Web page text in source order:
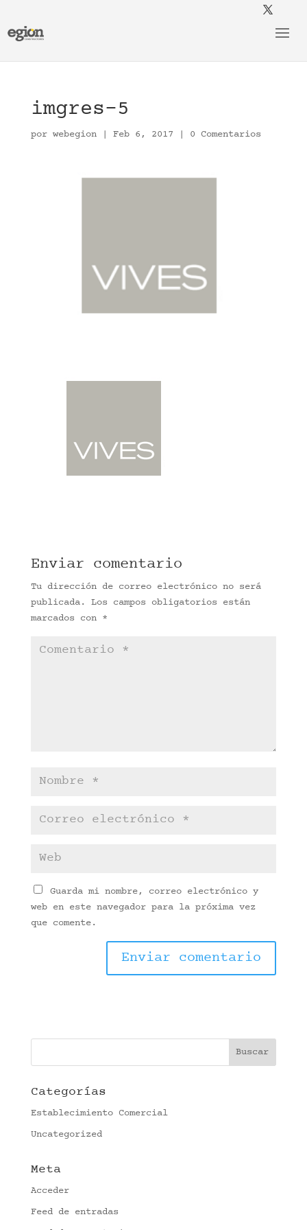
imgres-5
por webegion| Feb 6, 2017 0 Comentarios
Enviar comentario
Tu dirección de correo electrónico no será
publicada.
Los campos obligatorios están
marcados con *
Guarda mi nombre, correo electrónico y
web en este navegador para la próxima vez
que comente.
Categorías
Establecimiento Comercial
Uncategorized
Meta
Acceder
Feed de entradas